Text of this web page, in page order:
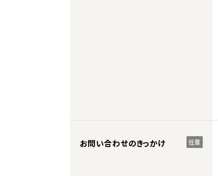
お問い合わせのきっかけ 任意